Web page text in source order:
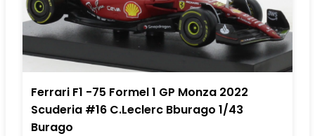
Ferrari F1 -75 Formel 1 GP Monza 2022
Scuderia #16 C.Leclerc Bburago 1/43
Burago